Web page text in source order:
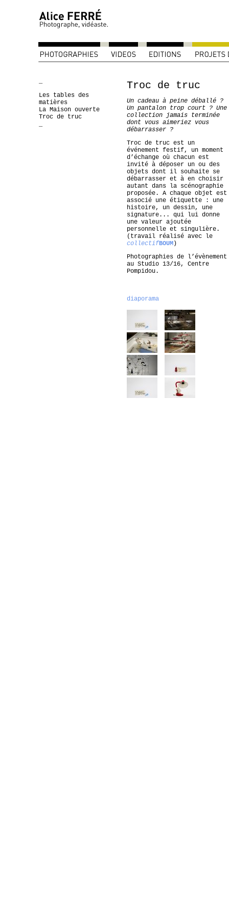
Les tables des
matières
La Maison ouverte
Troc de truc
Troc de truc
Un cadeau à peine déballé ?
Un pantalon trop court ? Une
collection jamais terminée
dont vous aimeriez vous
débarrasser ?
Troc de truc est un
événement festif, un moment
d’échange où chacun est
invité à déposer un ou des
objets dont il souhaite se
débarrasser et à en choisir
autant dans la scénographie
proposée. A chaque objet est
associé une étiquette : une
histoire, un dessin, une
signature... qui lui donne
une valeur ajoutée
personnelle et singulière.
(travail réalisé avec le
collectifBOUM)
Photographies de l’évènement
au Studio 13/16, Centre
Pompidou.
diaporama